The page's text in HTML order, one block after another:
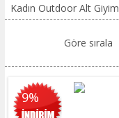
Kadın Outdoor Alt Giyim
Göre sırala
9%